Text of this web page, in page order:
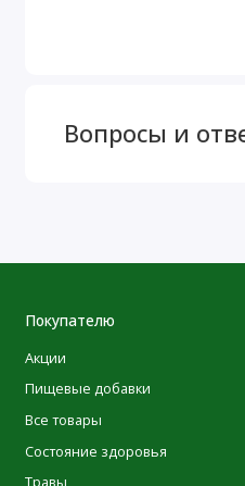
изолят протеина,
* Процент от
† Суточная норма не
Вопросы и
Покупателю
Акции
Пищевые добавки
Все товары
Состояние здоровья
Травы